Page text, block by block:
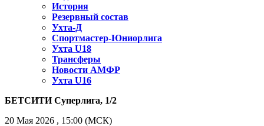
История
Резервный состав
Ухта-Д
Спортмастер-Юниорлига
Ухта U18
Трансферы
Новости АМФР
Ухта U16
БЕТСИТИ Суперлига, 1/2
20 Мая 2026 , 15:00 (МСК)